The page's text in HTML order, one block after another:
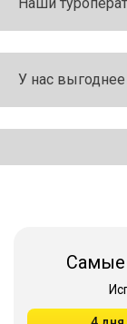
У нас
Самые